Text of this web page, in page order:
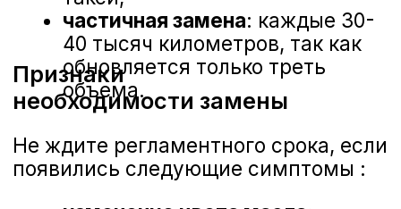
Старое масло теряет свои свойства
и становится причиной серьезных
поломок :
износ фрикционных дисков и
стальных пластин;
перегрев
гидротрансформатора;
выход из строя соленоидов и